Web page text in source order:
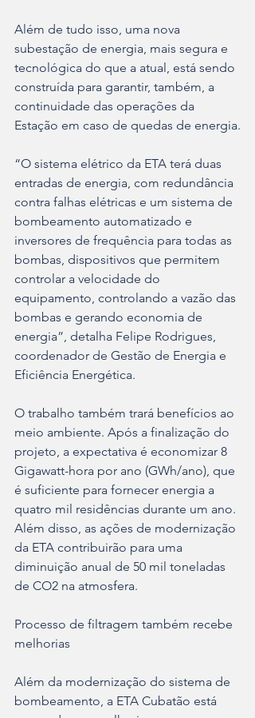
Além de tudo isso, uma nova
subestação de energia, mais segura e
tecnológica do que a atual, está sendo
construída para garantir, também, a
continuidade das operações da
Estação em caso de quedas de energia.
“O sistema elétrico da ETA terá duas
entradas de energia, com redundância
contra falhas elétricas e um sistema de
bombeamento automatizado e
inversores de frequência para todas as
bombas, dispositivos que permitem
controlar a velocidade do
equipamento, controlando a vazão das
bombas e gerando economia de
energia”, detalha Felipe Rodrigues,
coordenador de Gestão de Energia e
Eficiência Energética.
O trabalho também trará benefícios ao
meio ambiente. Após a finalização do
projeto, a expectativa é economizar 8
Gigawatt-hora por ano (GWh/ano), que
é suficiente para fornecer energia a
quatro mil residências durante um ano.
Além disso, as ações de modernização
da ETA contribuirão para uma
diminuição anual de 50 mil toneladas
de CO2 na atmosfera.
Processo de filtragem também recebe
melhorias
Além da modernização do sistema de
bombeamento, a ETA Cubatão está